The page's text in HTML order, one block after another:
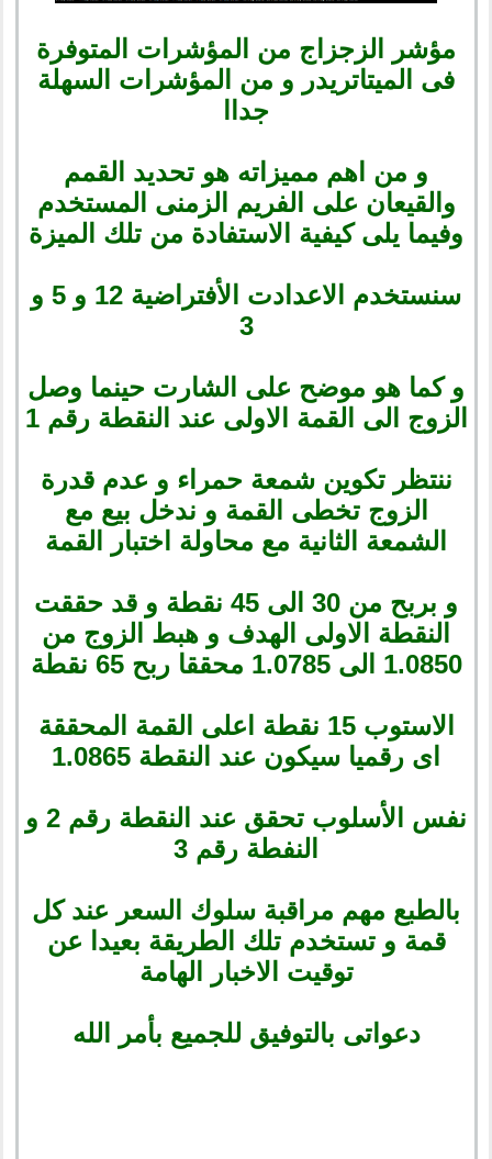
مؤشر الزجزاج من المؤشرات المتوفرة
فى الميتاتريدر و من المؤشرات السهلة
جداا
و من اهم مميزاته هو تحديد القمم
والقيعان على الفريم الزمنى المستخدم
وفيما يلى كيفية الاستفادة من تلك الميزة
سنستخدم الاعدادت الأفتراضية 12 و 5 و
3
و كما هو موضح على الشارت حينما وصل
الزوج الى القمة الاولى عند النقطة رقم 1
ننتظر تكوين شمعة حمراء و عدم قدرة
الزوج تخطى القمة و ندخل بيع مع
الشمعة الثانية مع محاولة اختبار القمة
و بربح من 30 الى 45 نقطة و قد حققت
النقطة الاولى الهدف و هبط الزوج من
1.0850 الى 1.0785 محققا ربح 65 نقطة
الاستوب 15 نقطة اعلى القمة المحققة
اى رقميا سيكون عند النقطة 1.0865
نفس الأسلوب تحقق عند النقطة رقم 2 و
النفطة رقم 3
بالطبع مهم مراقبة سلوك السعر عند كل
قمة و تستخدم تلك الطريقة بعيدا عن
توقيت الاخبار الهامة
دعواتى بالتوفيق للجميع بأمر الله